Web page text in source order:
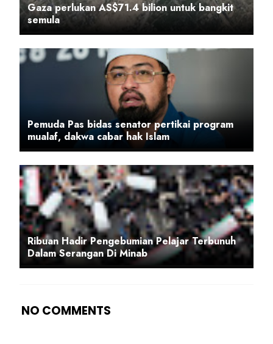
Gaza perlukan AS$71.4 bilion untuk bangkit
semula
Pemuda Pas bidas senator pertikai program
mualaf, dakwa cabar hak Islam
Ribuan Hadir Pengebumian Pelajar Terbunuh
Dalam Serangan Di Minab
NO COMMENTS